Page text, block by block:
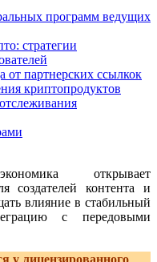
программ ведущих
стратегии
от партнерских ссылкок
криптопродуктов
открывает
создателей контента и
влияние в стабильный
с передовыми
у лицензированного